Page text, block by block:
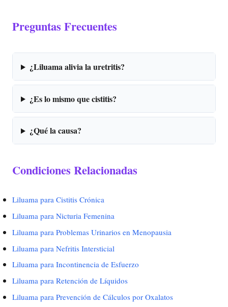
Preguntas Frecuentes
¿Liluama alivia la uretritis?
¿Es lo mismo que cistitis?
¿Qué la causa?
Condiciones Relacionadas
Liluama para Cistitis Crónica
Liluama para Nicturia Femenina
Liluama para Problemas Urinarios en Menopausia
Liluama para Nefritis Intersticial
Liluama para Incontinencia de Esfuerzo
Liluama para Retención de Líquidos
Liluama para Prevención de Cálculos por Oxalatos